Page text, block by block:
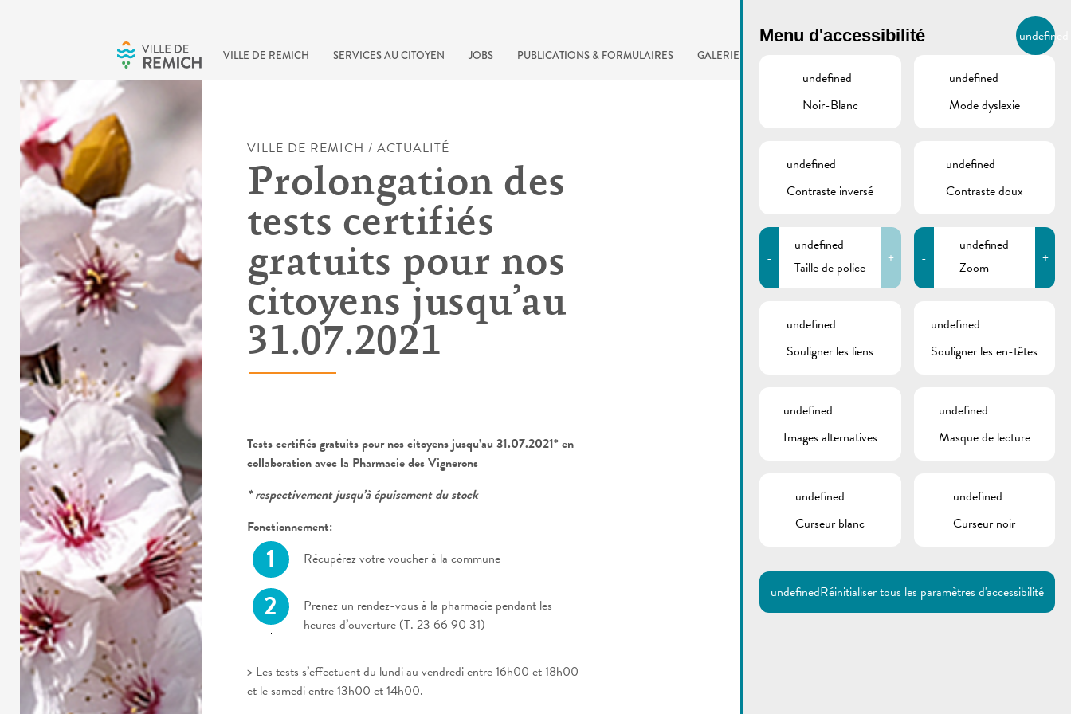
VILLE DE REMICH SERVICES AU CITOYEN JOBS PUBLICATIONS & FORMULAIRES GALERIE FR
BIERGER.REMICH.LU
VILLE DE REMICH / ACTUALITÉ
Prolongation des
tests certifiés
gratuits pour nos
citoyens jusqu’au
31.07.2021
Tests certifiés gratuits pour nos citoyens jusqu’au 31.07.2021* en
collaboration avec la Pharmacie des Vignerons
* respectivement jusqu’à épuisement du stock
Fonctionnement:
Récupérez votre voucher à la commune
Prenez un rendez-vous à la pharmacie pendant les
heures d’ouverture (T. 23 66 90 31)
> Les tests s’effectuent du lundi au vendredi entre 16h00 et 18h00
et le samedi entre 13h00 et 14h00.
Menu d'accessibilité undefined
undefined
Noir-Blanc
undefined
Mode dyslexie
undefined
Contraste inversé
undefined
Contraste doux
-
undefined
Taille de police
+ -
undefined
Zoom
+
undefined
Souligner les liens
undefined
Souligner les en-têtes
undefined
Images alternatives
undefined
Masque de lecture
undefined
Curseur blanc
undefined
Curseur noir
undefinedRéinitialiser tous les paramètres d'accessibilité